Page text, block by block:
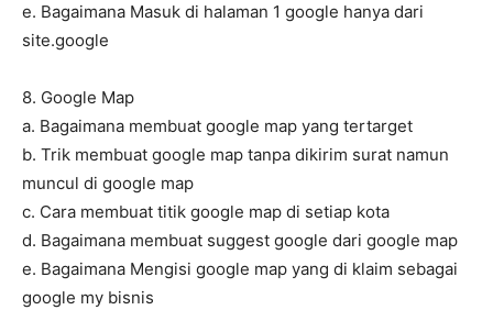
e. Bagaimana Masuk di halaman 1 google hanya dari
site.google
8. Google Map
a. Bagaimana membuat google map yang tertarget
b. Trik membuat google map tanpa dikirim surat namun
muncul di google map
c. Cara membuat titik google map di setiap kota
d. Bagaimana membuat suggest google dari google map
e. Bagaimana Mengisi google map yang di klaim sebagai
google my bisnis